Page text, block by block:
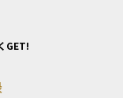
GET!